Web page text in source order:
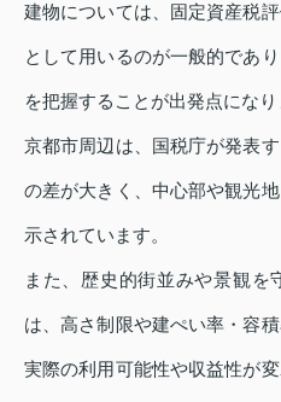
建物については、固定資産税
として用いるのが一般的であ
を把握することが出発点になり
京都市周辺は、国税庁が発表
の差が大きく、中心部や観光
示されています。
また、歴史的街並みや景観を
は、高さ制限や建ぺい率・容
実際の利用可能性や収益性が